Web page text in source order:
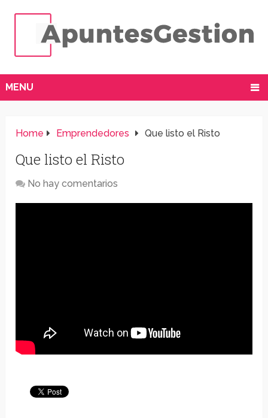
MENU
Home Emprendedores Que listo el Risto
Que listo el Risto
No hay comentarios